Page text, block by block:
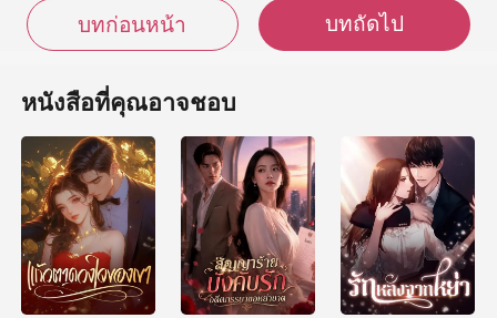
บทก่อนหน้า บทถัดไป
หนังสือที่คุณอาจชอบ